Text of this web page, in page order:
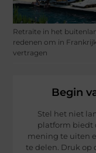
Retraite in het
redenen om in
vertragen
Begin
Stel het niet
platform biedt
mening te uiten
te delen. Druk op